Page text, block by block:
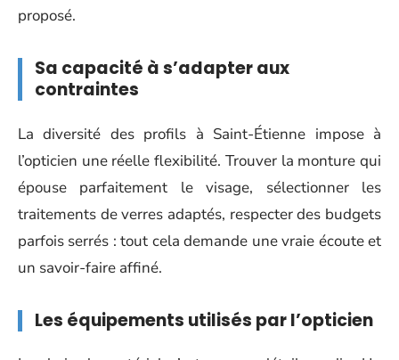
proposé.
Sa capacité à s’adapter aux
contraintes
La diversité des profils à Saint-Étienne impose à
l’opticien une réelle flexibilité. Trouver la monture qui
épouse parfaitement le visage, sélectionner les
traitements de verres adaptés, respecter des budgets
parfois serrés : tout cela demande une vraie écoute et
un savoir-faire affiné.
Les équipements utilisés par l’opticien